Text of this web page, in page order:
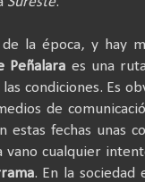
la época, y hay
Peñalara es una
condiciones. Es
de
fechas unas
cualquier
. En la sociedad